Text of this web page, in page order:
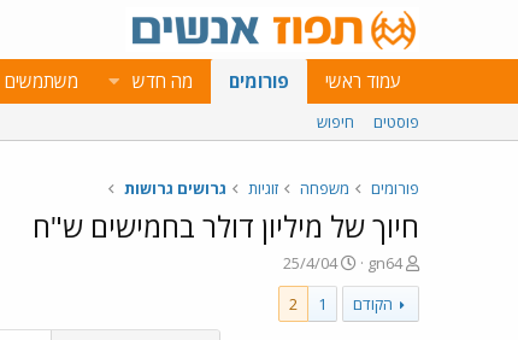
עמוד ראשי פורומים מה חדש משתמשים
פוסטים חיפוש
פורומים משפחה זוגיות גרושים גרושות
חיוך של מיליון דולר בחמישים ש"ח
פ
ו
ת
ח
gn64
פ
ו
ס
25/4/04
הקודם
1
2